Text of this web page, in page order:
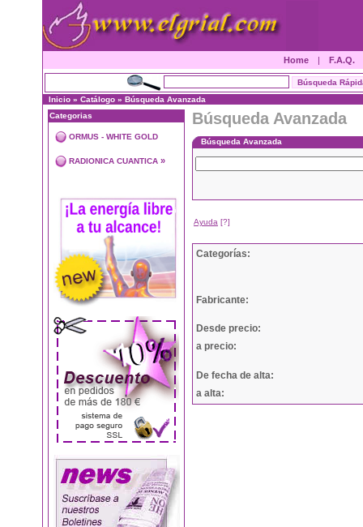
Home | F.A.Q.
Inicio » Catálogo » Búsqueda Avanzada
Categorias
ORMUS - WHITE GOLD
RADIONICA CUANTICA »
Búsqueda Avanzada
Búsqueda Avanzada
Ayuda [?]
Categorías:
Fabricante:
Desde precio:
a precio:
De fecha de alta:
a alta: